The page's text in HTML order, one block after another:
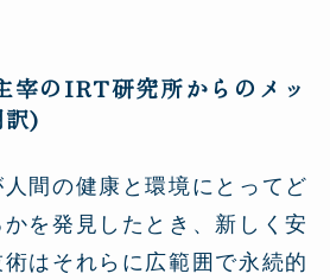
宰のIRT研究所からのメッ
)
人間の健康と環境にとってど
を発見したとき、新しく安
はそれらに広範囲で永続的